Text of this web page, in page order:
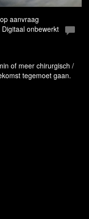
aanvraag
onbewerkt
of meer chirurgisch /
tegemoet gaan.